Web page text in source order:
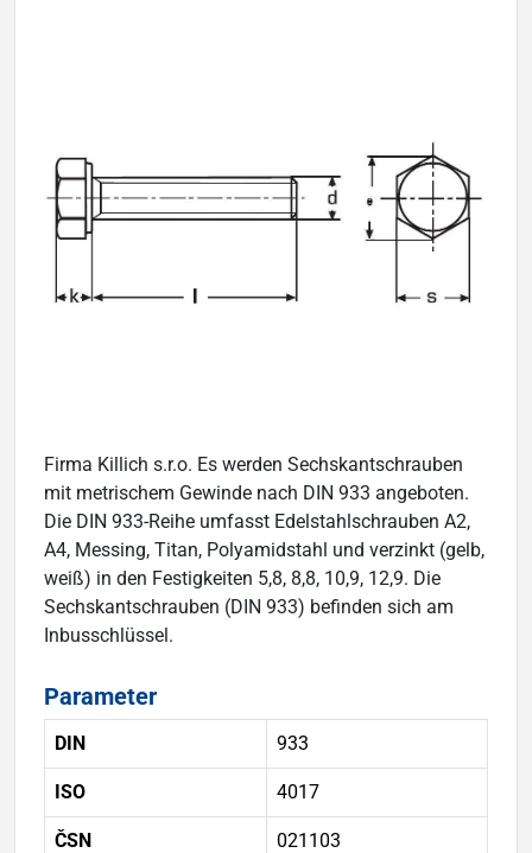
Firma Killich s.r.o. Es werden Sechskantschrauben
mit metrischem Gewinde nach DIN 933 angeboten.
Die DIN 933-Reihe umfasst Edelstahlschrauben A2,
A4, Messing, Titan, Polyamidstahl und verzinkt (gelb,
weiß) in den Festigkeiten 5,8, 8,8, 10,9, 12,9. Die
Sechskantschrauben (DIN 933) befinden sich am
Inbusschlüssel.
Parameter
DIN 933
ISO 4017
ČSN 021103